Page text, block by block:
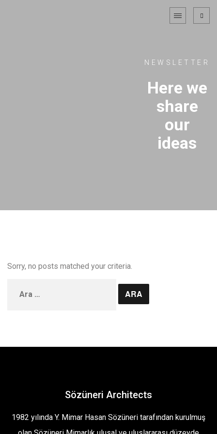
NEWSLETTER
Here we
share
our
ideas
Sorry, no posts matched your criteria.
Sözüneri Architects
1982 yılında Y. Mimar Hasan Sözüneri tarafından kurulmuş